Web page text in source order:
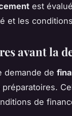
est
et les
avant la
demande de
de